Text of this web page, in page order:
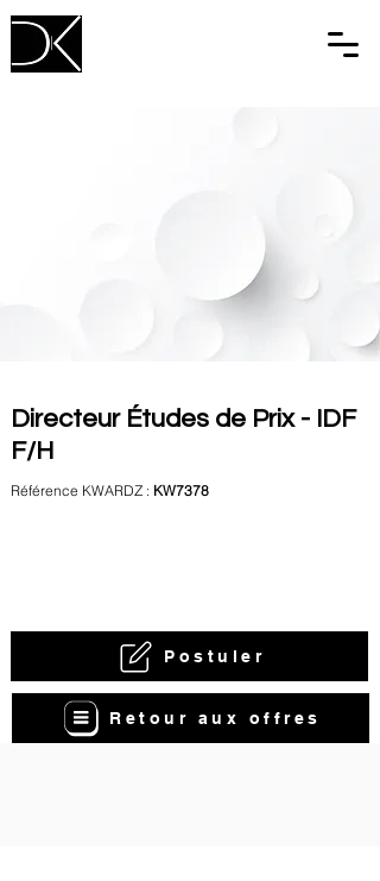
Directeur Études de Prix - IDF
F/H
Référence KWARDZ : KW7378
Postuler
Retour aux offres